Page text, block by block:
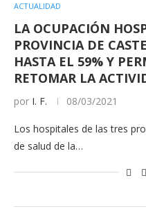
ACTUALIDAD
LA OCUPACIÓN
PROVINCIA DE
HASTA EL 59% Y
RETOMAR LA
por I. F. 08/03/2021
Los hospitales de las tres
de salud de la…